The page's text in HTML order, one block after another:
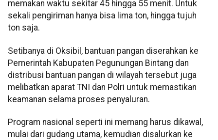
memakan waktu sekitar 45 hingga 55 menit. Untuk
sekali pengiriman hanya bisa lima ton, hingga tujuh
ton saja.
Setibanya di Oksibil, bantuan pangan diserahkan ke
Pemerintah Kabupaten Pegunungan Bintang dan
distribusi bantuan pangan di wilayah tersebut juga
melibatkan aparat TNI dan Polri untuk memastikan
keamanan selama proses penyaluran.
Program nasional seperti ini memang harus dikawal,
mulai dari gudang utama, kemudian disalurkan ke